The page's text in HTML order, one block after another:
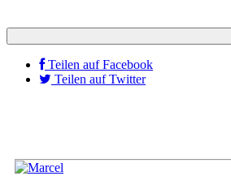
Teilen auf Facebook
Teilen auf Twitter